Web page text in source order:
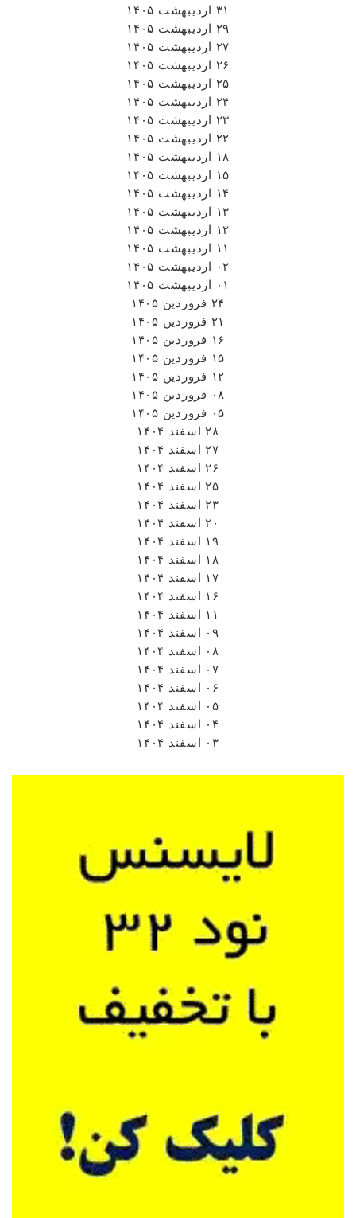
۱۸ اردیبهشت ۱۴۰۵
۱۵ اردیبهشت ۱۴۰۵
۱۴ اردیبهشت ۱۴۰۵
۱۳ اردیبهشت ۱۴۰۵
۱۲ اردیبهشت ۱۴۰۵
۱۱ اردیبهشت ۱۴۰۵
۰۲ اردیبهشت ۱۴۰۵
۰۱ اردیبهشت ۱۴۰۵
۲۴ فروردین ۱۴۰۵
۲۱ فروردین ۱۴۰۵
۱۶ فروردین ۱۴۰۵
۱۵ فروردین ۱۴۰۵
۱۲ فروردین ۱۴۰۵
۰۸ فروردین ۱۴۰۵
۰۵ فروردین ۱۴۰۵
۲۸ اسفند ۱۴۰۴
۲۷ اسفند ۱۴۰۴
۲۶ اسفند ۱۴۰۴
۲۵ اسفند ۱۴۰۴
۲۳ اسفند ۱۴۰۴
۲۰ اسفند ۱۴۰۴
۱۹ اسفند ۱۴۰۴
۱۸ اسفند ۱۴۰۴
۱۷ اسفند ۱۴۰۴
۱۶ اسفند ۱۴۰۴
۱۱ اسفند ۱۴۰۴
۰۹ اسفند ۱۴۰۴
۰۸ اسفند ۱۴۰۴
۰۷ اسفند ۱۴۰۴
۰۶ اسفند ۱۴۰۴
۰۵ اسفند ۱۴۰۴
۰۴ اسفند ۱۴۰۴
۰۳ اسفند ۱۴۰۴